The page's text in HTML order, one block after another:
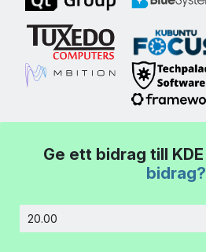
Ge ett bidrag till KDE
bidrag?